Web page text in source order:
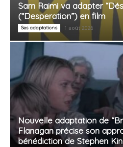
Sam Raimi va adapter
(“Desperation”) en film
Ses adaptations 1 août 2026
Nouvelle adaptation de
Flanagan précise son
bénédiction de Stephen